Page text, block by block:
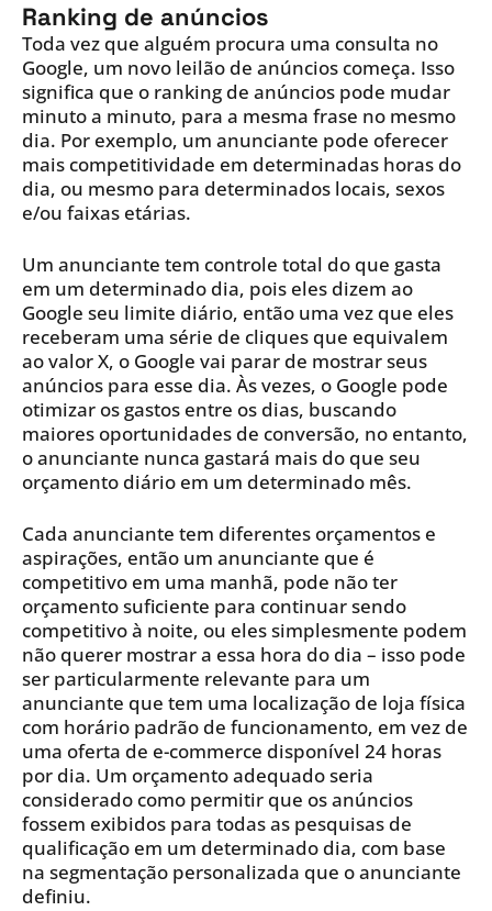
Ranking de anúncios
Toda vez que alguém procura uma consulta no
Google, um novo leilão de anúncios começa. Isso
significa que o ranking de anúncios pode mudar
minuto a minuto, para a mesma frase no mesmo
dia. Por exemplo, um anunciante pode oferecer
mais competitividade em determinadas horas do
dia, ou mesmo para determinados locais, sexos
e/ou faixas etárias.
Um anunciante tem controle total do que gasta
em um determinado dia, pois eles dizem ao
Google seu limite diário, então uma vez que eles
receberam uma série de cliques que equivalem
ao valor X, o Google vai parar de mostrar seus
anúncios para esse dia. Às vezes, o Google pode
otimizar os gastos entre os dias, buscando
maiores oportunidades de conversão, no entanto,
o anunciante nunca gastará mais do que seu
orçamento diário em um determinado mês.
Cada anunciante tem diferentes orçamentos e
aspirações, então um anunciante que é
competitivo em uma manhã, pode não ter
orçamento suficiente para continuar sendo
competitivo à noite, ou eles simplesmente podem
não querer mostrar a essa hora do dia – isso pode
ser particularmente relevante para um
anunciante que tem uma localização de loja física
com horário padrão de funcionamento, em vez de
uma oferta de e-commerce disponível 24 horas
por dia. Um orçamento adequado seria
considerado como permitir que os anúncios
fossem exibidos para todas as pesquisas de
qualificação em um determinado dia, com base
na segmentação personalizada que o anunciante
definiu.